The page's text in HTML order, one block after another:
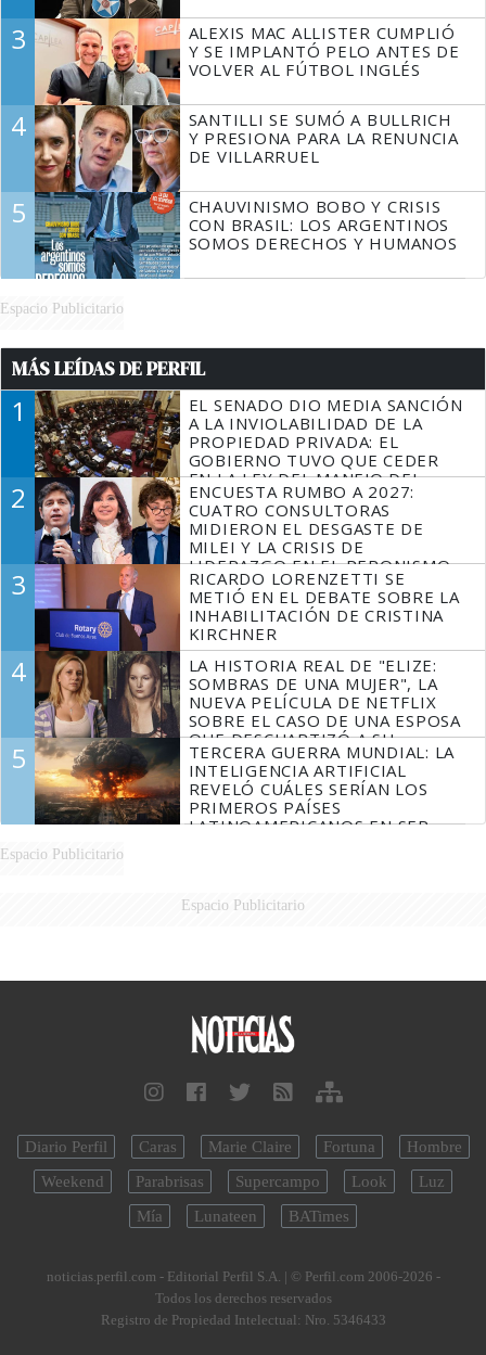
3
ALEXIS MAC ALLISTER CUMPLIÓ
Y SE IMPLANTÓ PELO ANTES DE
VOLVER AL FÚTBOL INGLÉS
4
SANTILLI SE SUMÓ A BULLRICH
Y PRESIONA PARA LA RENUNCIA
DE VILLARRUEL
5
CHAUVINISMO BOBO Y CRISIS
CON BRASIL: LOS ARGENTINOS
SOMOS DERECHOS Y HUMANOS
Espacio Publicitario
MÁS LEÍDAS DE PERFIL
1
EL SENADO DIO MEDIA SANCIÓN
A LA INVIOLABILIDAD DE LA
PROPIEDAD PRIVADA: EL
GOBIERNO TUVO QUE CEDER
EN LA LEY DEL MANEJO DEL
FUEGO
2
ENCUESTA RUMBO A 2027:
CUATRO CONSULTORAS
MIDIERON EL DESGASTE DE
MILEI Y LA CRISIS DE
LIDERAZGO EN EL PERONISMO
3
RICARDO LORENZETTI SE
METIÓ EN EL DEBATE SOBRE LA
INHABILITACIÓN DE CRISTINA
KIRCHNER
4
LA HISTORIA REAL DE "ELIZE:
SOMBRAS DE UNA MUJER", LA
NUEVA PELÍCULA DE NETFLIX
SOBRE EL CASO DE UNA ESPOSA
QUE DESCUARTIZÓ A SU
MARIDO
5
TERCERA GUERRA MUNDIAL: LA
INTELIGENCIA ARTIFICIAL
REVELÓ CUÁLES SERÍAN LOS
PRIMEROS PAÍSES
LATINOAMERICANOS EN SER
Espacio Publicitario
Espacio Publicitario
Diario Perfil Caras Marie Claire Fortuna
Hombre
Weekend
Parabrisas Supercampo Look
Luz
Mía
Lunateen BATimes
noticias.perfil.com - Editorial Perfil S.A. | © Perfil.com 2006-2026 -
Todos los derechos reservados
Registro de Propiedad Intelectual: Nro. 5346433